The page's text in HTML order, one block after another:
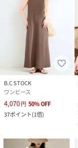
B.C STOCK
ワンピース
4,070円 50%OFF
37ポイント(1倍)